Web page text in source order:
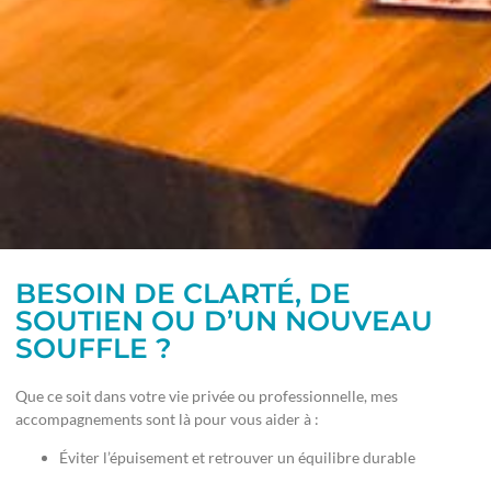
BESOIN DE CLARTÉ, DE
SOUTIEN OU D’UN NOUVEAU
SOUFFLE ?
Que ce soit dans votre vie privée ou professionnelle, mes
accompagnements sont là pour vous aider à :
Éviter l’épuisement et retrouver un équilibre durable